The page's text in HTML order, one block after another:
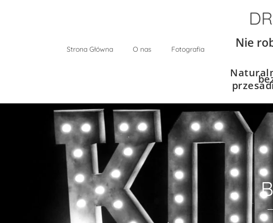
Strona Główna O nas Fotografia Nie